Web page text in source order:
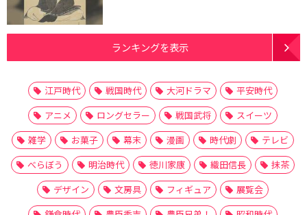
ランキングを表示
江戸時代 戦国時代 大河ドラマ
平安時代
アニメ
ロングセラー 戦国武将
スイーツ
雑学
お菓子 幕末 漫画 時代劇
テレビ
べらぼう
明治時代 徳川家康 織田信長
抹茶
デザイン
文房具 フィギュア
展覧会